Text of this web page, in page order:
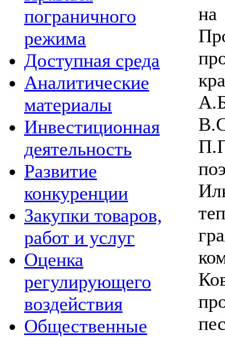
пограничного
режима
Доступная среда
Аналитические
материалы
Инвестиционная
деятельность
Развитие
конкуренции
Закупки товаров,
работ и услуг
Оценка
регулирующего
воздействия
Общественные